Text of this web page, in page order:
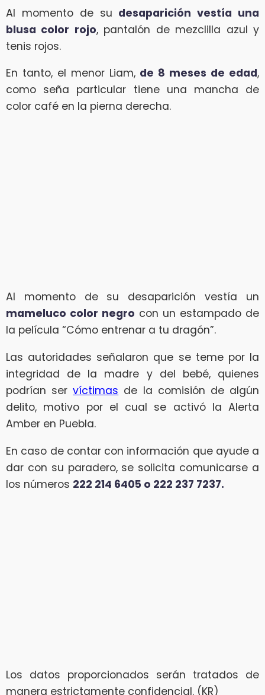
Al momento de su desaparición vestía una
blusa color rojo, pantalón de mezclilla azul y
tenis rojos.
En tanto, el menor Liam, de 8 meses de edad,
como seña particular tiene una mancha de
color café en la pierna derecha.
Al momento de su desaparición vestía un
mameluco color negro con un estampado de
la película “Cómo entrenar a tu dragón”.
Las autoridades señalaron que se teme por la
integridad de la madre y del bebé, quienes
podrían servíctimas de la comisión de algún
delito, motivo por el cual se activó la Alerta
Amber en Puebla.
En caso de contar con información que ayude a
dar con su paradero, se solicita comunicarse a
los números 222 214 6405 o 222 237 7237.
Los datos proporcionados serán tratados de
manera estrictamente confidencial. (KR)